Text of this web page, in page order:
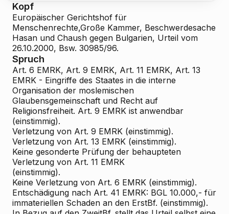
Kopf
Europäischer Gerichtshof für
Menschenrechte,Große Kammer, Beschwerdesache
Hasan und Chaush gegen Bulgarien, Urteil vom
26.10.2000, Bsw. 30985/96.
Spruch
Art. 6 EMRK, Art. 9 EMRK, Art. 11 EMRK, Art. 13
EMRK - Eingriffe des Staates in die interne
Organisation der moslemischen
Glaubensgemeinschaft und Recht auf
Religionsfreiheit. Art. 9 EMRK ist anwendbar
(einstimmig).
Verletzung von Art. 9 EMRK (einstimmig).
Verletzung von Art. 13 EMRK (einstimmig).
Keine gesonderte Prüfung der behaupteten
Verletzung von Art. 11 EMRK
(einstimmig).
Keine Verletzung von Art. 6 EMRK (einstimmig).
Entschädigung nach Art. 41 EMRK: BGL 10.000,- für
immateriellen Schaden an den ErstBf. (einstimmig).